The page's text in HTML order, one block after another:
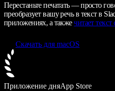
Перестаньте печатать — просто
преобразует вашу речь в текст в
приложениях, а такжечитает текст
Скачать для macOS
Приложение дняApp Store